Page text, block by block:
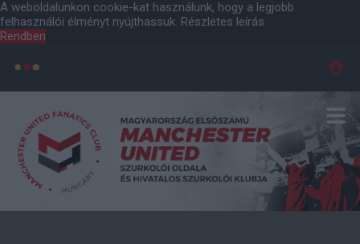
A weboldalunkon cookie-kat használunk, hogy a legjobb
felhasználói élményt nyújthassuk. Részletes leírás
Rendben